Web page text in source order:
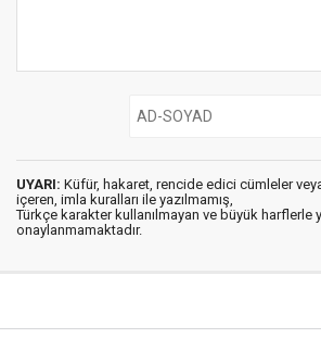
UYARI: Küfür, hakaret, rencide edici cümleler
içeren, imla kuralları ile yazılmamış,
Türkçe karakter kullanılmayan ve büyük harflerle
onaylanmamaktadır.